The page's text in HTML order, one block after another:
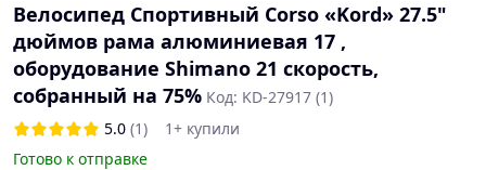
Велосипед Спортивный Corso «Kord» 27.5"
дюймов рама алюминиевая 17 ,
оборудование Shimano 21 скорость,
собранный на 75% Код: KD-27917 (1)
5.0 (1)
1+ купили
Готово к отправке